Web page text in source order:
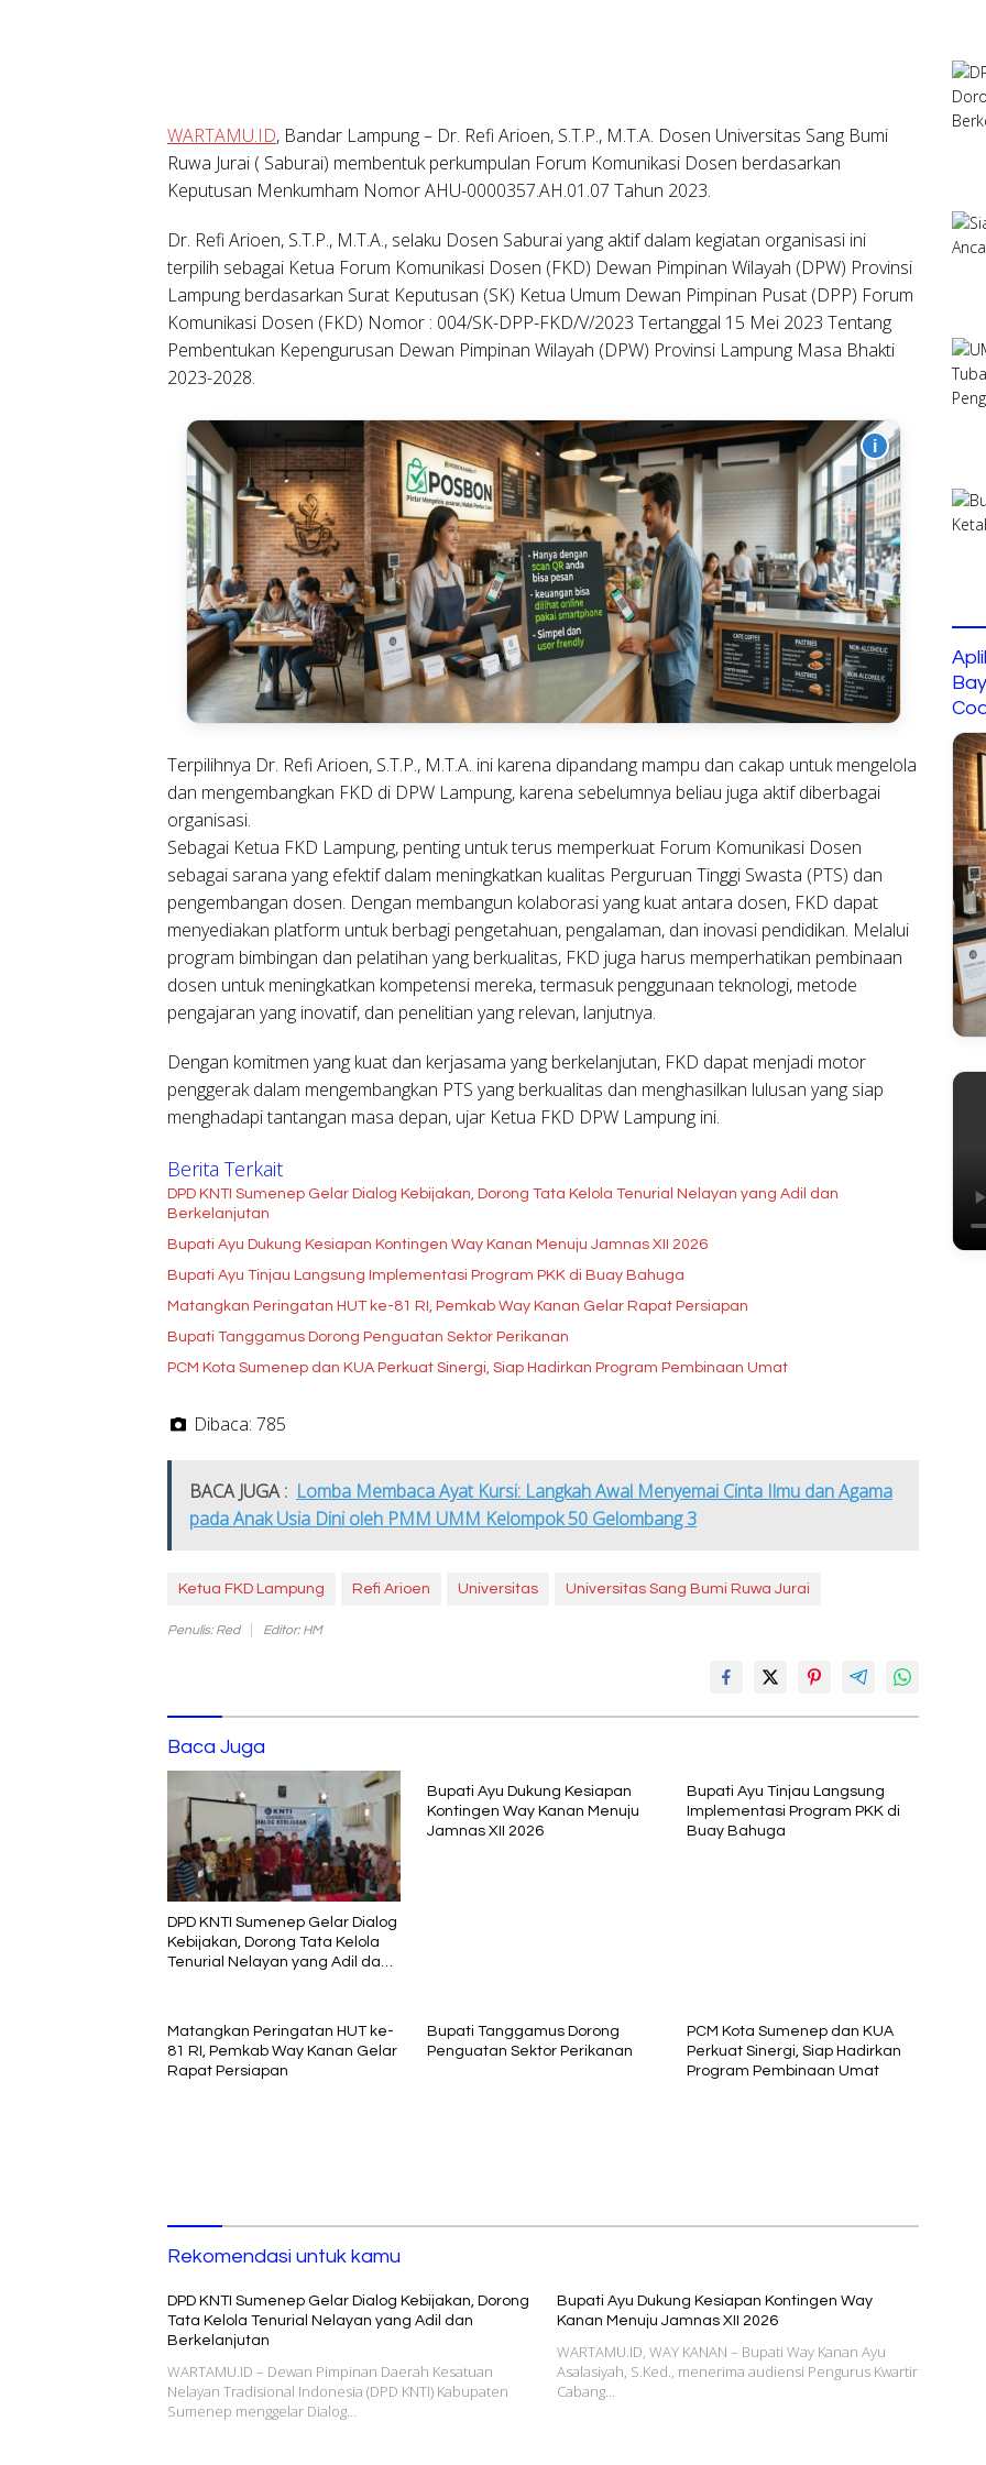
WARTAMU.ID, Bandar Lampung– Dr. Refi Arioen, S.T.P., M.T.A. Dosen Universitas Sang Bumi
Ruwa Jurai ( Saburai) membentuk perkumpulan Forum Komunikasi Dosen berdasarkan
Keputusan Menkumham Nomor AHU-0000357.AH.01.07 Tahun 2023.
Dr. Refi Arioen, S.T.P., M.T.A., selaku Dosen Saburai yang aktif dalam kegiatan organisasi ini
terpilih sebagai Ketua Forum Komunikasi Dosen (FKD) Dewan Pimpinan Wilayah (DPW) Provinsi
Lampung berdasarkan Surat Keputusan (SK) Ketua Umum Dewan Pimpinan Pusat (DPP) Forum
Komunikasi Dosen (FKD) Nomor : 004/SK-DPP-FKD/V/2023 Tertanggal 15 Mei 2023 Tentang
Pembentukan Kepengurusan Dewan Pimpinan Wilayah (DPW) Provinsi Lampung Masa Bhakti
2023-2028.
i
Terpilihnya Dr. Refi Arioen, S.T.P., M.T.A. ini karena dipandang mampu dan cakap untuk mengelola
dan mengembangkan FKD di DPW Lampung, karena sebelumnya beliau juga aktif diberbagai
organisasi.
Sebagai Ketua FKD Lampung, penting untuk terus memperkuat Forum Komunikasi Dosen
sebagai sarana yang efektif dalam meningkatkan kualitas Perguruan Tinggi Swasta (PTS) dan
pengembangan dosen. Dengan membangun kolaborasi yang kuat antara dosen, FKD dapat
menyediakan platform untuk berbagi pengetahuan, pengalaman, dan inovasi pendidikan. Melalui
program bimbingan dan pelatihan yang berkualitas, FKD juga harus memperhatikan pembinaan
dosen untuk meningkatkan kompetensi mereka, termasuk penggunaan teknologi, metode
pengajaran yang inovatif, dan penelitian yang relevan, lanjutnya.
Dengan komitmen yang kuat dan kerjasama yang berkelanjutan, FKD dapat menjadi motor
penggerak dalam mengembangkan PTS yang berkualitas dan menghasilkan lulusan yang siap
menghadapi tantangan masa depan, ujar Ketua FKD DPW Lampung ini.
Berita Terkait
DPD KNTI Sumenep Gelar Dialog Kebijakan, Dorong Tata Kelola Tenurial Nelayan yang Adil dan
Berkelanjutan
Bupati Ayu Dukung Kesiapan Kontingen Way Kanan Menuju Jamnas XII 2026
Bupati Ayu Tinjau Langsung Implementasi Program PKK di Buay Bahuga
Matangkan Peringatan HUT ke-81 RI, Pemkab Way Kanan Gelar Rapat Persiapan
Bupati Tanggamus Dorong Penguatan Sektor Perikanan
PCM Kota Sumenep dan KUA Perkuat Sinergi, Siap Hadirkan Program Pembinaan Umat
Dibaca: 785
BACA JUGA : Lomba Membaca Ayat Kursi: Langkah Awal Menyemai Cinta Ilmu dan Agama
pada Anak Usia Dini oleh PMM UMM Kelompok 50 Gelombang 3
Ketua FKD Lampung Refi Arioen Universitas Universitas Sang Bumi Ruwa Jurai
Penulis: Red Editor: HM
Baca Juga
DPD KNTI Sumenep Gelar Dialog
Kebijakan, Dorong Tata Kelola
Tenurial Nelayan yang Adil dan
Bupati Ayu Dukung Kesiapan
Kontingen Way Kanan Menuju
Jamnas XII 2026
Bupati Ayu Tinjau Langsung
Implementasi Program PKK di
Buay Bahuga
Matangkan Peringatan HUT ke-
81 RI, Pemkab Way Kanan Gelar
Rapat Persiapan
Bupati Tanggamus Dorong
Penguatan Sektor Perikanan
PCM Kota Sumenep dan KUA
Perkuat Sinergi, Siap Hadirkan
Program Pembinaan Umat
Rekomendasi untuk kamu
DPD KNTI Sumenep Gelar Dialog Kebijakan, Dorong
Tata Kelola Tenurial Nelayan yang Adil dan
Berkelanjutan
WARTAMU.ID – Dewan Pimpinan Daerah Kesatuan
Nelayan Tradisional Indonesia (DPD KNTI) Kabupaten
Sumenep menggelar Dialog…
Bupati Ayu Dukung Kesiapan Kontingen Way
Kanan Menuju Jamnas XII 2026
WARTAMU.ID, WAY KANAN – Bupati Way Kanan Ayu
Asalasiyah, S.Ked., menerima audiensi Pengurus Kwartir
Cabang…